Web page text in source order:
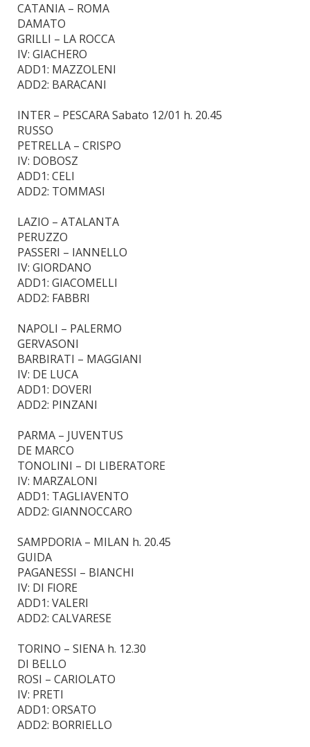
CATANIA – ROMA
DAMATO
GRILLI – LA ROCCA
IV: GIACHERO
ADD1: MAZZOLENI
ADD2: BARACANI
INTER – PESCARA Sabato 12/01 h. 20.45
RUSSO
PETRELLA – CRISPO
IV: DOBOSZ
ADD1: CELI
ADD2: TOMMASI
LAZIO – ATALANTA
PERUZZO
PASSERI – IANNELLO
IV: GIORDANO
ADD1: GIACOMELLI
ADD2: FABBRI
NAPOLI – PALERMO
GERVASONI
BARBIRATI – MAGGIANI
IV: DE LUCA
ADD1: DOVERI
ADD2: PINZANI
PARMA – JUVENTUS
DE MARCO
TONOLINI – DI LIBERATORE
IV: MARZALONI
ADD1: TAGLIAVENTO
ADD2: GIANNOCCARO
SAMPDORIA – MILAN h. 20.45
GUIDA
PAGANESSI – BIANCHI
IV: DI FIORE
ADD1: VALERI
ADD2: CALVARESE
TORINO – SIENA h. 12.30
DI BELLO
ROSI – CARIOLATO
IV: PRETI
ADD1: ORSATO
ADD2: BORRIELLO